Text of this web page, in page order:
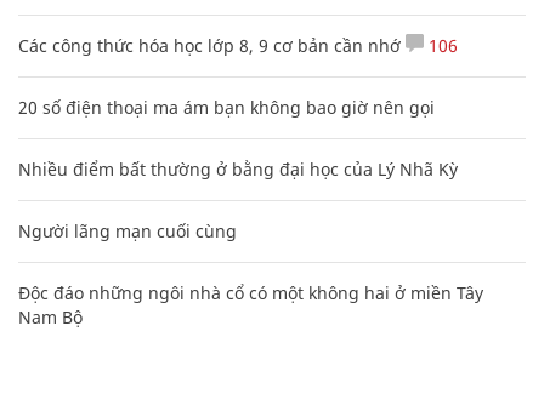
Các công thức hóa học lớp 8, 9 cơ bản cần nhớ 106
20 số điện thoại ma ám bạn không bao giờ nên gọi
Nhiều điểm bất thường ở bằng đại học của Lý Nhã Kỳ
Người lãng mạn cuối cùng
Độc đáo những ngôi nhà cổ có một không hai ở miền Tây
Nam Bộ